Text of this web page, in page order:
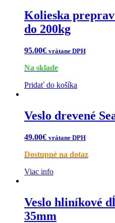
Kolieska
do 200kg
95.00€ vrátane DPH
Na sklade
Pridať do košíka
Veslo drevené
49.00€ vrátane DPH
Dostupné na dotaz
Viac info
Veslo hliníkové
35mm